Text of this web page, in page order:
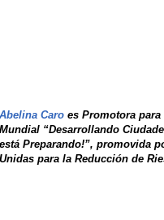
Abelina Caro es Promotora para
Mundial “Desarrollando
está Preparando!”, promovida
Unidas para la Reducción de